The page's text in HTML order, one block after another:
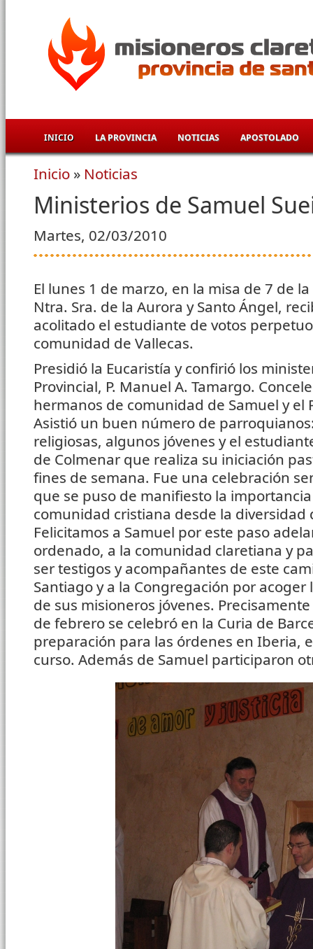
INICIO LA PROVINCIA NOTICIAS APOSTOLADO
Se encuentra usted aquí
Inicio » Noticias
Ministerios de Samuel
Martes, 02/03/2010
El lunes 1 de marzo, en la misa de 7 de
Ntra. Sra. de la Aurora y Santo Ángel,
acolitado el estudiante de votos
comunidad de Vallecas.
Presidió la Eucaristía y confirió los
Provincial, P. Manuel A. Tamargo.
hermanos de comunidad de Samuel y el
Asistió un buen número de
religiosas, algunos jóvenes y el
de Colmenar que realiza su iniciación
fines de semana. Fue una celebración
que se puso de manifiesto la
comunidad cristiana desde la diversidad
Felicitamos a Samuel por este paso
ordenado, a la comunidad claretiana y
ser testigos y acompañantes de este
Santiago y a la Congregación por
de sus misioneros jóvenes.
de febrero se celebró en la Curia de
preparación para las órdenes en Iberia,
curso. Además de Samuel participaron